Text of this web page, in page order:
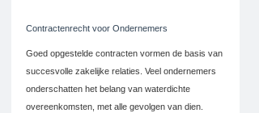
Contractenrecht voor Ondernemers
Goed opgestelde contracten vormen de basis van
succesvolle zakelijke relaties. Veel ondernemers
onderschatten het belang van waterdichte
overeenkomsten, met alle gevolgen van dien.